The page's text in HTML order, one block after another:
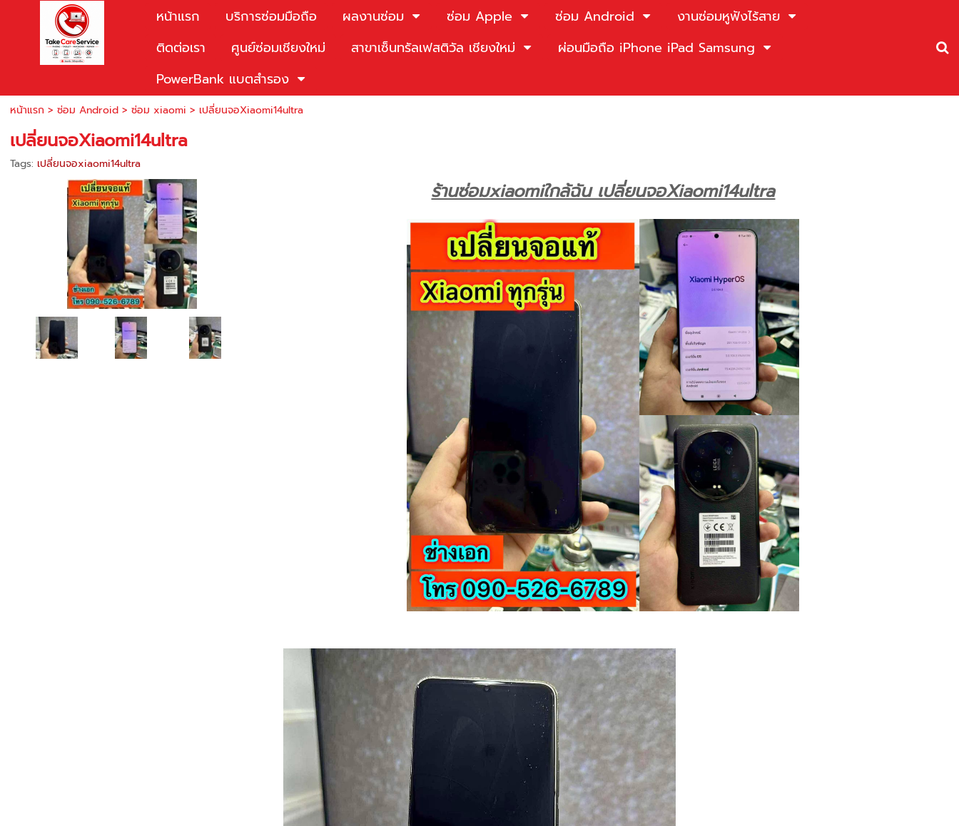
หน้าแรก บริการซ่อมมือถือ ผลงานซ่อม ซ่อม Apple ซ่อม Android
งานซ่อมหูฟังไร้สาย
ติดต่อเรา
ศูนย์ซ่อมเชียงใหม่ สาขาเซ็นทรัลเฟสติวัล เชียงใหม่
ผ่อนมือถือ iPhone iPad Samsung
PowerBank แบตสำรอง
หน้าแรก > ซ่อม Android> ซ่อม xiaomi > เปลี่ยนจอXiaomi14ultra
เปลี่ยนจอXiaomi14ultra
Tags: เปลี่ยนจอxiaomi14ultra
ร้านซ่อมxiaomiใกล้ฉัน เปลี่ยนจอXiaomi14ultra